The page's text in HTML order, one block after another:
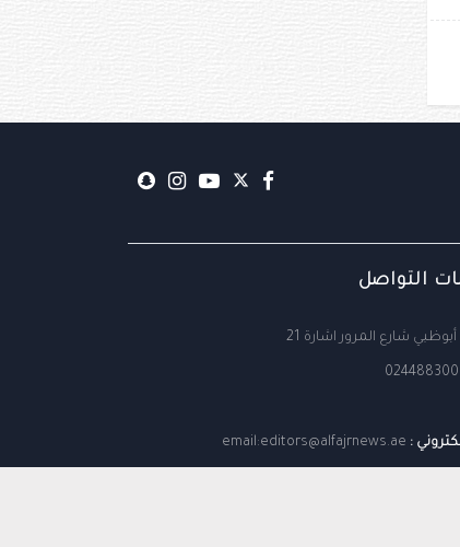
التواصل
أبوظبي شارع المرور اشارة 21
024488300
:
email:editors@alfajrnews.ae